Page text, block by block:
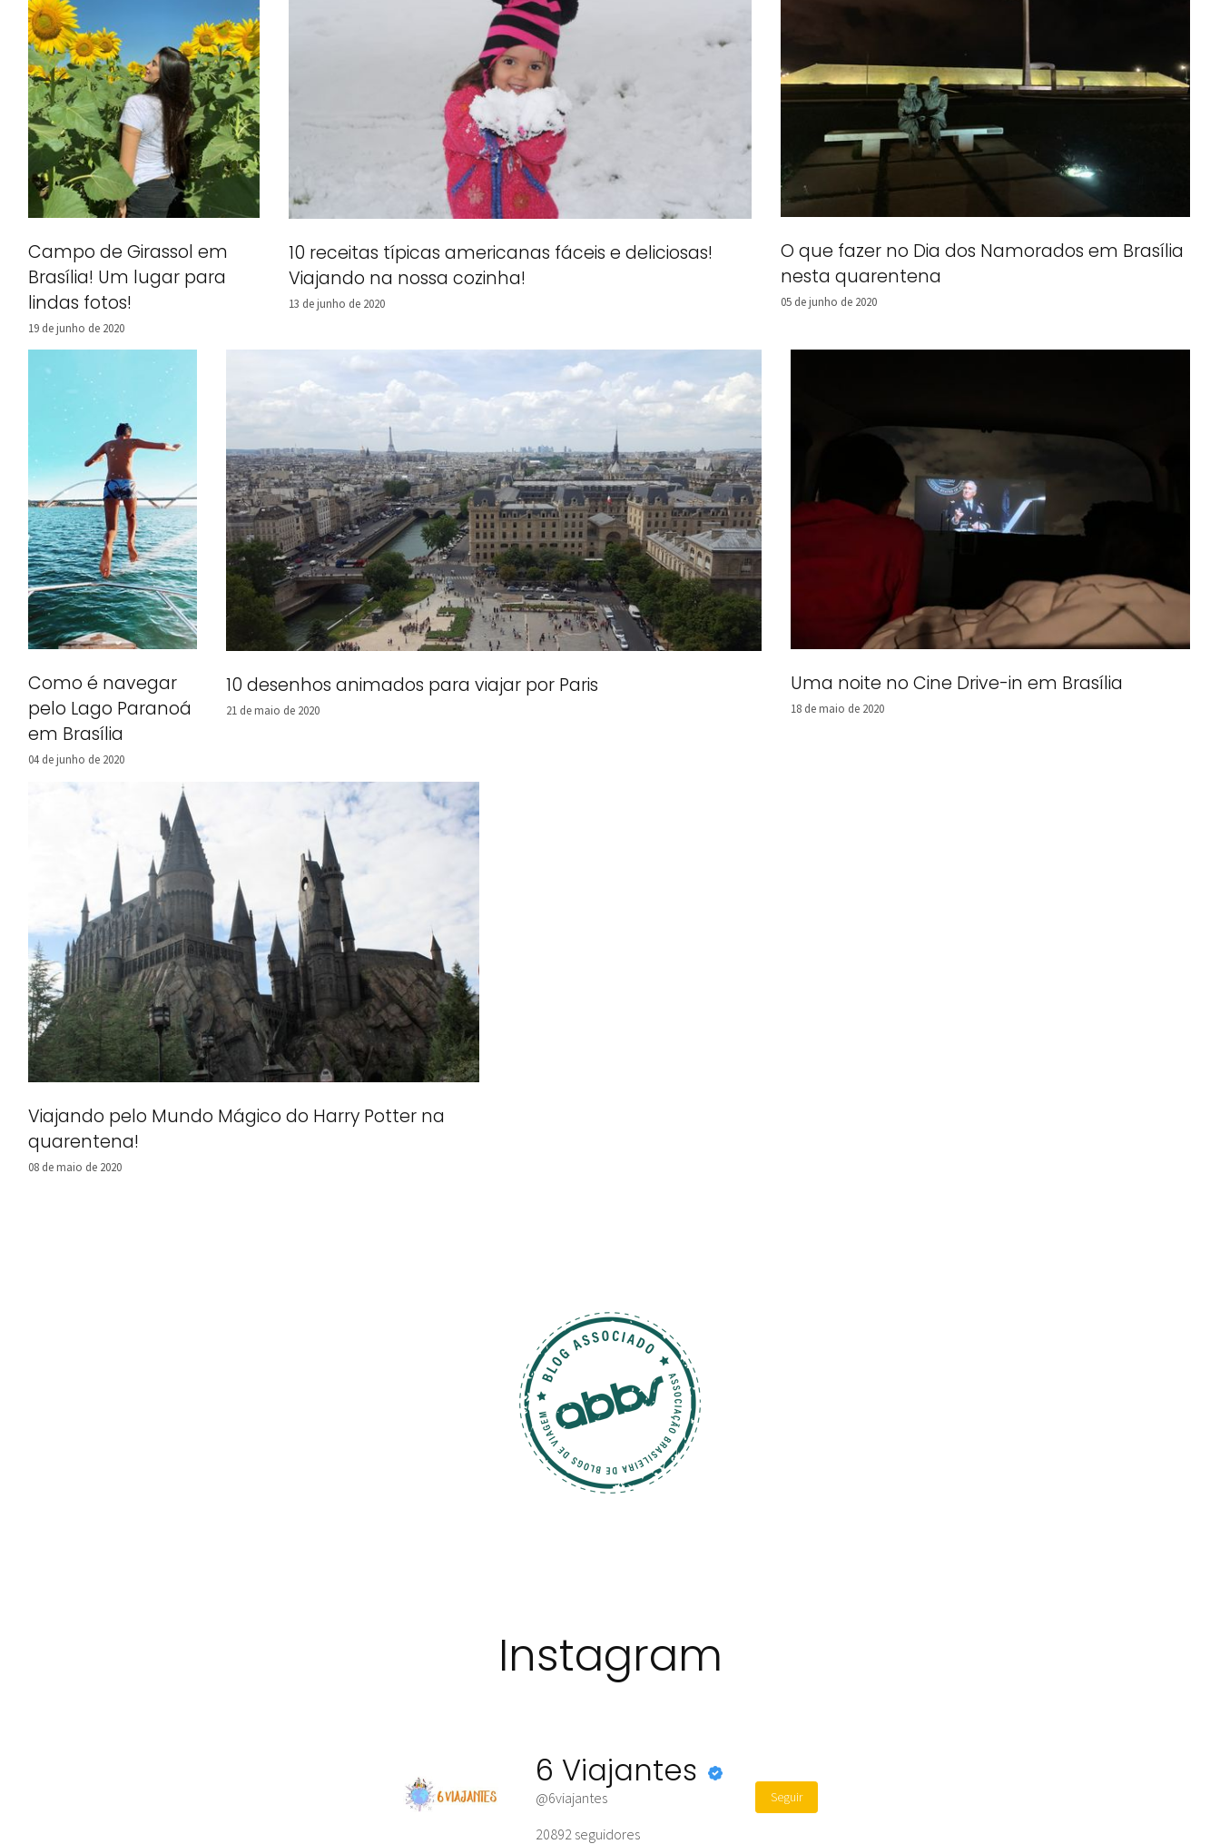
Campo de Girassol em
Brasília! Um lugar para
lindas fotos!
19 de junho de 2020
10 receitas típicas americanas fáceis e deliciosas!
Viajando na nossa cozinha!
13 de junho de 2020
O que fazer no Dia dos Namorados em Brasília
nesta quarentena
05 de junho de 2020
Como é navegar
pelo Lago Paranoá
em Brasília
04 de junho de 2020
10 desenhos animados para viajar por Paris
21 de maio de 2020
Uma noite no Cine Drive-in em Brasília
18 de maio de 2020
Viajando pelo Mundo Mágico do Harry Potter na
quarentena!
08 de maio de 2020
Instagram
6 Viajantes
@6viajantes
20892 seguidores
Seguir